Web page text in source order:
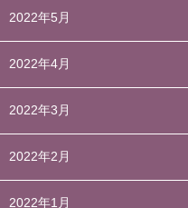
2022年5月
2022年4月
2022年3月
2022年2月
2022年1月